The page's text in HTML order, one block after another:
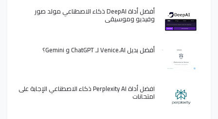
أفضل أداة DeepAI ذكاء الاصطناعي مولد صور
وفيديو وموسيقى
أفضل بديل Venice.AI لـ ChatGPT و Gemini؟
افضل أداة Perplexity AI ذكاء الاصطناعي الإجابة على
امتحانات